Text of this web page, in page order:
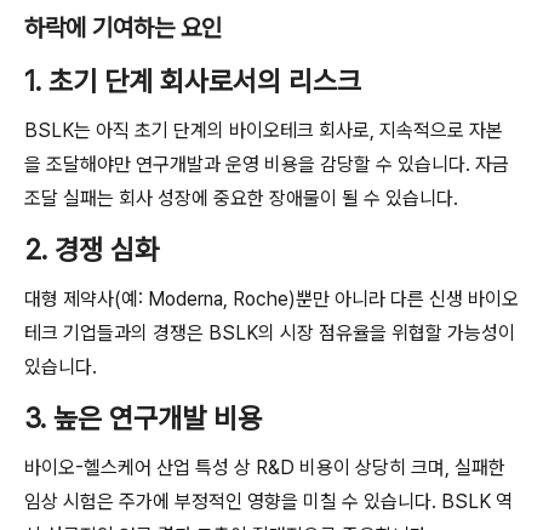
하락에 기여하는 요인
1. 초기 단계 회사로서의 리스크
BSLK는 아직 초기 단계의 바이오테크 회사로, 지속적으로 자본
을 조달해야만 연구개발과 운영 비용을 감당할 수 있습니다. 자금
조달 실패는 회사 성장에 중요한 장애물이 될 수 있습니다.
2. 경쟁 심화
대형 제약사(예: Moderna, Roche)뿐만 아니라 다른 신생 바이오
테크 기업들과의 경쟁은 BSLK의 시장 점유율을 위협할 가능성이
있습니다.
3. 높은 연구개발 비용
바이오-헬스케어 산업 특성 상 R&D 비용이 상당히 크며, 실패한
임상 시험은 주가에 부정적인 영향을 미칠 수 있습니다. BSLK 역